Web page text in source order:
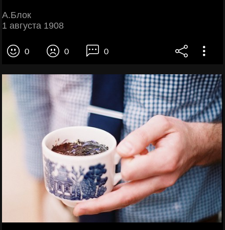
А.Блок
1 августа 1908
0 0 0